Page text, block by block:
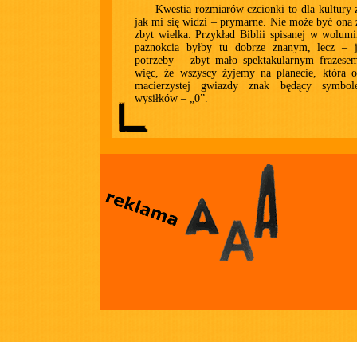
Kwestia rozmiarów czcionki to dla kultury
jak mi się widzi – prymarne. Nie może być ona
zbyt wielka. Przykład Biblii spisanej w
paznokcia byłby tu dobrze znanym, lecz –
potrzeby – zbyt mało spektakularnym
więc, że wszyscy żyjemy na planecie, która
macierzystej gwiazdy znak będący
wysiłków – „0”.